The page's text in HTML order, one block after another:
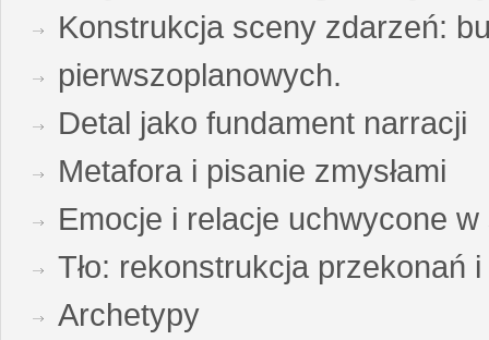
Konstrukcja sceny zdarzeń:
pierwszoplanowych.
Detal jako fundament narracji
Metafora i pisanie zmysłami
Emocje i relacje uchwycone
Tło: rekonstrukcja przekonań
Archetypy